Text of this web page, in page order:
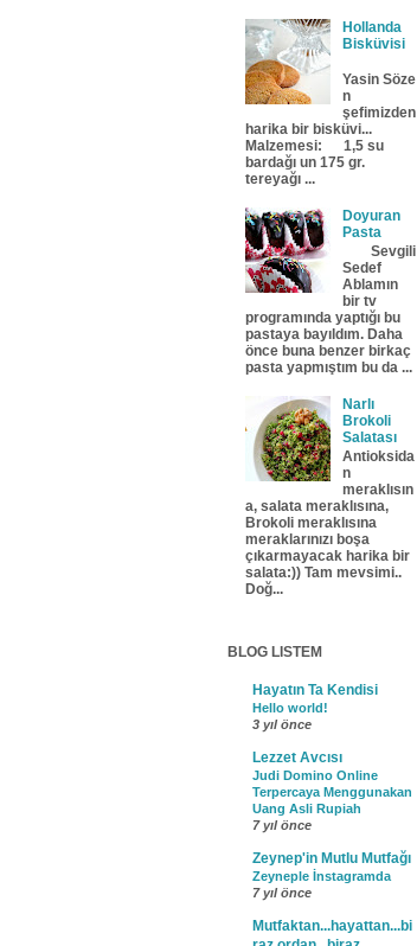
Hollanda
Bisküvisi
Yasin Söze
n
şefimizden
harika bir bisküvi...
Malzemesi: 1,5 su
bardağı un 175 gr.
tereyağı ...
Doyuran
Pasta
Sevgili
Sedef
Ablamın
bir tv
programında yaptığı bu
pastaya bayıldım. Daha
önce buna benzer birkaç
pasta yapmıştım bu da ...
Narlı
Brokoli
Salatası
Antioksida
n
meraklısın
a, salata meraklısına,
Brokoli meraklısına
meraklarınızı boşa
çıkarmayacak harika bir
salata:)) Tam mevsimi..
Doğ...
BLOG LISTEM
Hayatın Ta Kendisi
Hello world!
3 yıl önce
Lezzet Avcısı
Judi Domino Online
Terpercaya Menggunakan
Uang Asli Rupiah
7 yıl önce
Zeynep'in Mutlu Mutfağı
Zeyneple İnstagramda
7 yıl önce
Mutfaktan...hayattan...bi